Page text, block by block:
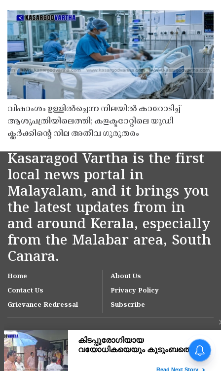
വിഷാംശം ഉള്ളിൽച്ചെന്ന നിലയിൽ കാറോടിച്ച്
ആശുപത്രിയിലെത്തി; കളക്ടറേറ്റിലെ യുഡി
ക്ലർക്കിൻ്റെ നില അതീവ ഗുരുതരം
Kasaragod Vartha is the first
local news portal in
Malayalam, and it brings you
the latest updates from in
and around Kerala, especially
from the Malabar area, South
Canara.
Home
About Us
Contact Us
Privacy Policy
Grievance Redressal
Subscribe